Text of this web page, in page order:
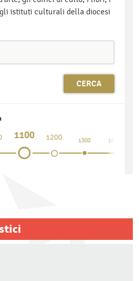
istituti culturali della diocesi
1100 1200 1300 1400